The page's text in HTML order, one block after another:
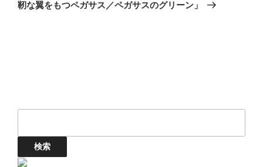
ン
靭な翼をもつペガサス／ペガサスのグリーン」